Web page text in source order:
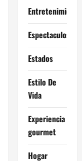
Entretenimiento
Espectaculos
Estados
Estilo De
Vida
Experiencia
gourmet
Hogar